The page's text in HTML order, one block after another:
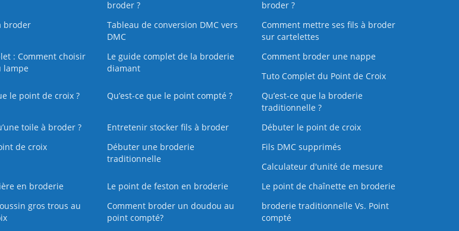
broder ?
broder ?
broder
Tableau de conversion DMC vers
DMC
Comment mettre ses fils à broder
sur cartelettes
: Comment choisir
lampe
Le guide complet de la broderie
diamant
Comment broder une nappe
Tuto Complet du Point de Croix
le point de croix ?
Qu’est-ce que le point compté ?
Qu’est-ce que la broderie
traditionnelle ?
toile à broder ?
Entretenir stocker fils à broder
Débuter le point de croix
de croix
Débuter une broderie
traditionnelle
Fils DMC supprimés
Calculateur d'unité de mesure
en broderie
Le point de feston en broderie
Le point de chaînette en broderie
gros trous au
Comment broder un doudou au
point compté?
broderie traditionnelle Vs. Point
compté